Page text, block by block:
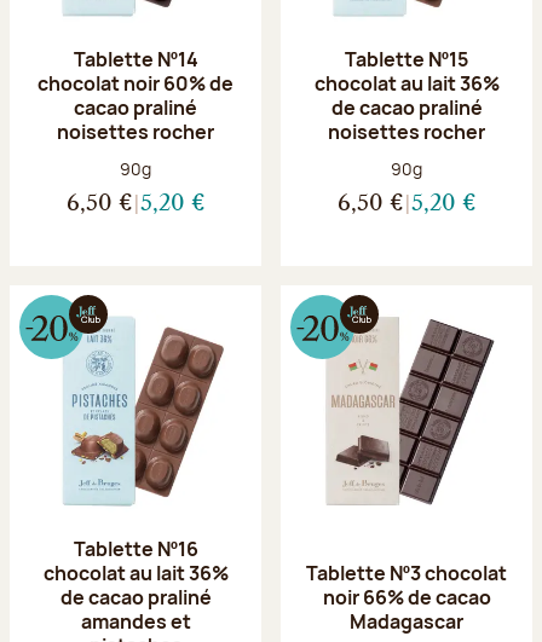
Tablette Nº14
chocolat noir 60% de
cacao praliné
noisettes rocher
Poids net :
90g
6,50 € 5,20 €
Tablette Nº15
chocolat au lait 36%
de cacao praliné
noisettes rocher
Poids net :
90g
6,50 € 5,20 €
Tablette Nº16
chocolat au lait 36%
de cacao praliné
amandes et
Tablette Nº3 chocolat
noir 66% de cacao
Madagascar